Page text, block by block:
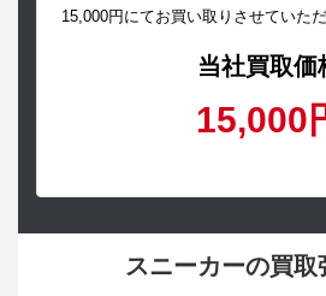
15,000円にてお買い取りさせていただ
当社買取価
15,000
スニーカーの買取